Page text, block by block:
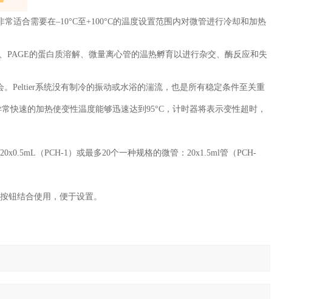
适合需要在–10°C至+100°C的温度设置范围内对微管进行冷却和加热
的蛋白质溶解、微量离心管的温热孵育以进行杂交、酶反应和失
系统没有制冷的振动或水浴的湍流，也是所有稳定条件至关重
速的加热使变性温度能够迅速达到95°C，计时器将表示变性超时，
（PCH-1）或最多20个一种规格的微管：20x1.5ml管（PCH-
结合使用，便于设置。